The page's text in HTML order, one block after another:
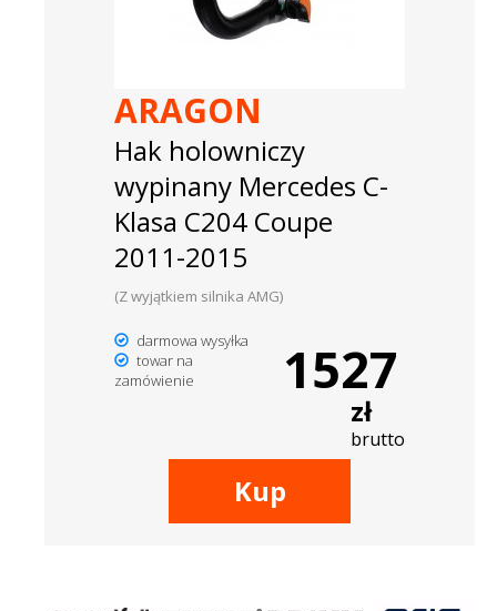
ARAGON
Hak holowniczy
wypinany Mercedes C-
Klasa C204 Coupe
2011-2015
(Z wyjątkiem silnika AMG)
darmowa wysyłka
towar na
zamówienie
1527
zł
brutto
Kup